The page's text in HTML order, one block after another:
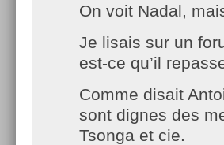
On voit Nadal,
Je lisais sur un
est-ce qu’il
Comme disait
sont dignes des
Tsonga et cie.